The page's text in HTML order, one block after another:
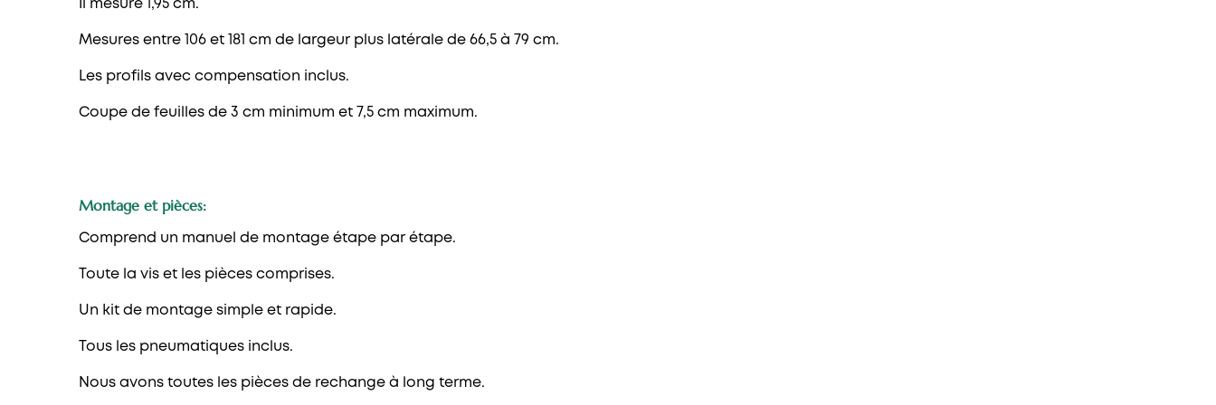
Il mesure 1,95 cm.
Mesures entre 106 et 181 cm de largeur plus latérale de 66,5 à 79 cm.
Les profils avec compensation inclus.
Coupe de feuilles de 3 cm minimum et 7,5 cm maximum.
Montage et pièces:
Comprend un manuel de montage étape par étape.
Toute la vis et les pièces comprises.
Un kit de montage simple et rapide.
Tous les pneumatiques inclus.
Nous avons toutes les pièces de rechange à long terme.